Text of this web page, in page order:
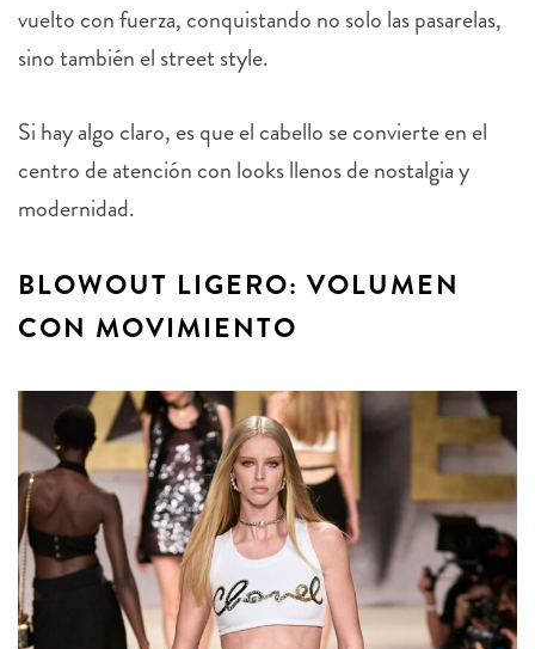
vuelto con fuerza, conquistando no solo las pasarelas,
sino también el street style.
Si hay algo claro, es que el cabello se convierte en el
centro de atención con looks llenos de nostalgia y
modernidad.
BLOWOUT LIGERO: VOLUMEN
CON MOVIMIENTO